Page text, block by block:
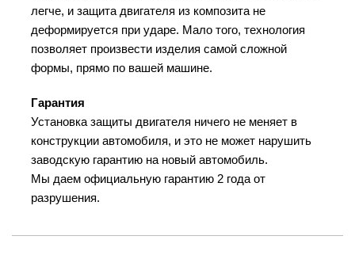
легче, и защита двигателя из композита не
деформируется при ударе. Мало того, технология
позволяет произвести изделия самой сложной
формы, прямо по вашей машине.
Гарантия
Установка защиты двигателя ничего не меняет в
конструкции автомобиля, и это не может нарушить
заводскую гарантию на новый автомобиль.
Мы даем официальную гарантию 2 года от
разрушения.